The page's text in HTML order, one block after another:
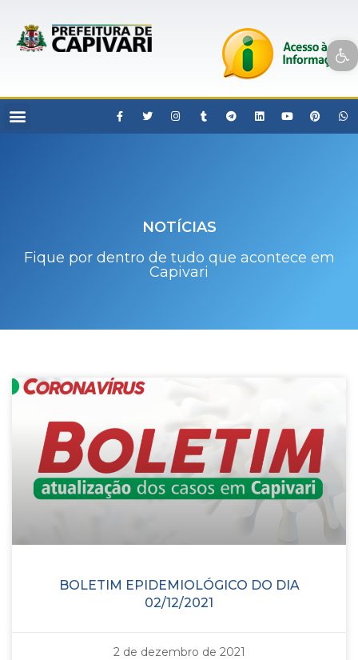
Open toolbar
NOTÍCIAS
Fique por dentro de tudo que acontece em
Capivari
BOLETIM EPIDEMIOLÓGICO DO DIA
02/12/2021
2 de dezembro de 2021